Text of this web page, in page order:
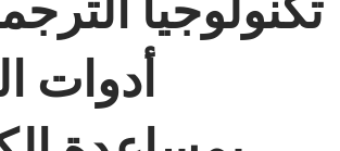
أدوات